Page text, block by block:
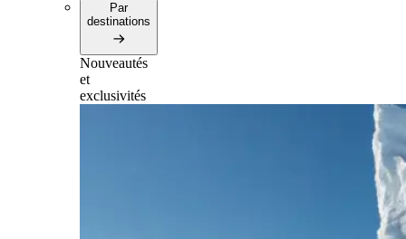
Par
destinations
Nouveautés
et
exclusivités